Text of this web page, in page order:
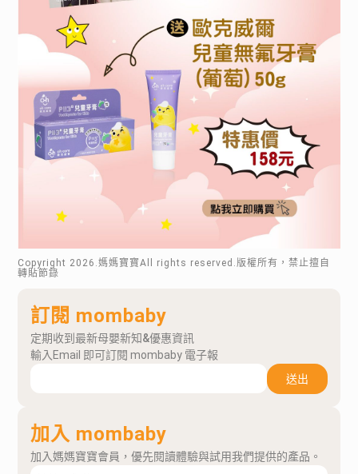
Copyright 2026 .媽媽寶寶All rights reserved.版權所有，禁止擅自
轉貼節錄
訂閱 mombaby
定期收到最新母嬰新知&優惠資訊
輸入Email 即可訂閱 mombaby 電子報
送出
加入 mombaby
加入媽媽寶寶會員，優先閱讀體驗與試用我們提供的產品。